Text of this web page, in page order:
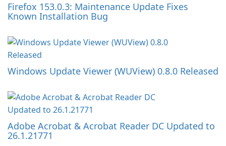
Firefox 153.0.3: Maintenance Update Fixes
Known Installation Bug
Windows Update Viewer (WUView) 0.8.0 Released
Adobe Acrobat & Acrobat Reader DC Updated to
26.1.21771